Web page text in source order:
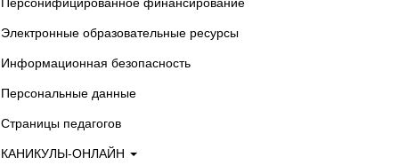
Электронные образовательные ресурсы
Информационная безопасность
Персональные данные
Страницы педагогов
КАНИКУЛЫ-ОНЛАЙН